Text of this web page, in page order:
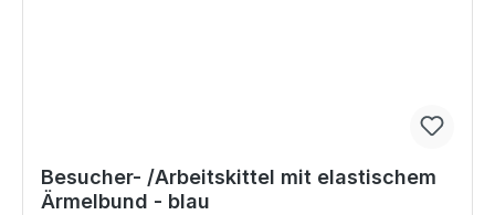
Besucher- /Arbeitskittel mit elastischem
Ärmelbund - blau